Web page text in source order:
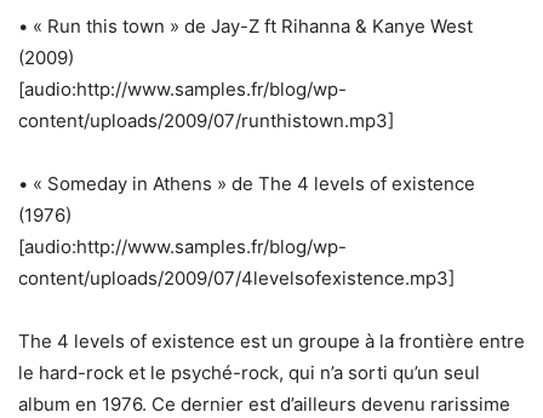
• « Run this town » de Jay-Z ft Rihanna & Kanye West
(2009)
[audio:http://www.samples.fr/blog/wp-
content/uploads/2009/07/runthistown.mp3]
• « Someday in Athens » de The 4 levels of existence
(1976)
[audio:http://www.samples.fr/blog/wp-
content/uploads/2009/07/4levelsofexistence.mp3]
The 4 levels of existence est un groupe à la frontière entre
le hard-rock et le psyché-rock, qui n’a sorti qu’un seul
album en 1976. Ce dernier est d’ailleurs devenu rarissime